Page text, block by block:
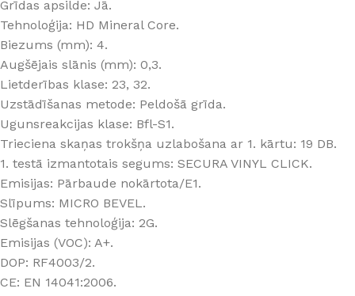
Grīdas apsilde: Jā.
Tehnoloģija: HD Mineral Core.
Biezums (mm): 4.
Augšējais slānis (mm): 0,3.
Lietderības klase: 23, 32.
Uzstādīšanas metode: Peldošā grīda.
Ugunsreakcijas klase: Bfl-S1.
Trieciena skaņas trokšņa uzlabošana ar 1. kārtu: 19 DB.
1. testā izmantotais segums: SECURA VINYL CLICK.
Emisijas: Pārbaude nokārtota/E1.
Slīpums: MICRO BEVEL.
Slēgšanas tehnoloģija: 2G.
Emisijas (VOC): A+.
DOP: RF4003/2.
CE: EN 14041:2006.